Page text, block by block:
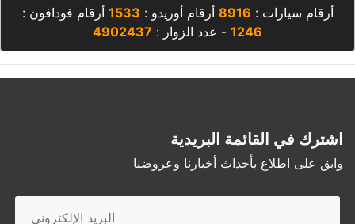
أرقام سيارات : 8916 أرقام أوريدو : 1533 أرقام فودافون :
1246 - عدد الزوار : 4902437
اشترك في القائمة البريدية
وابق على اطلاع بأحداث أخبارنا وعروضنا